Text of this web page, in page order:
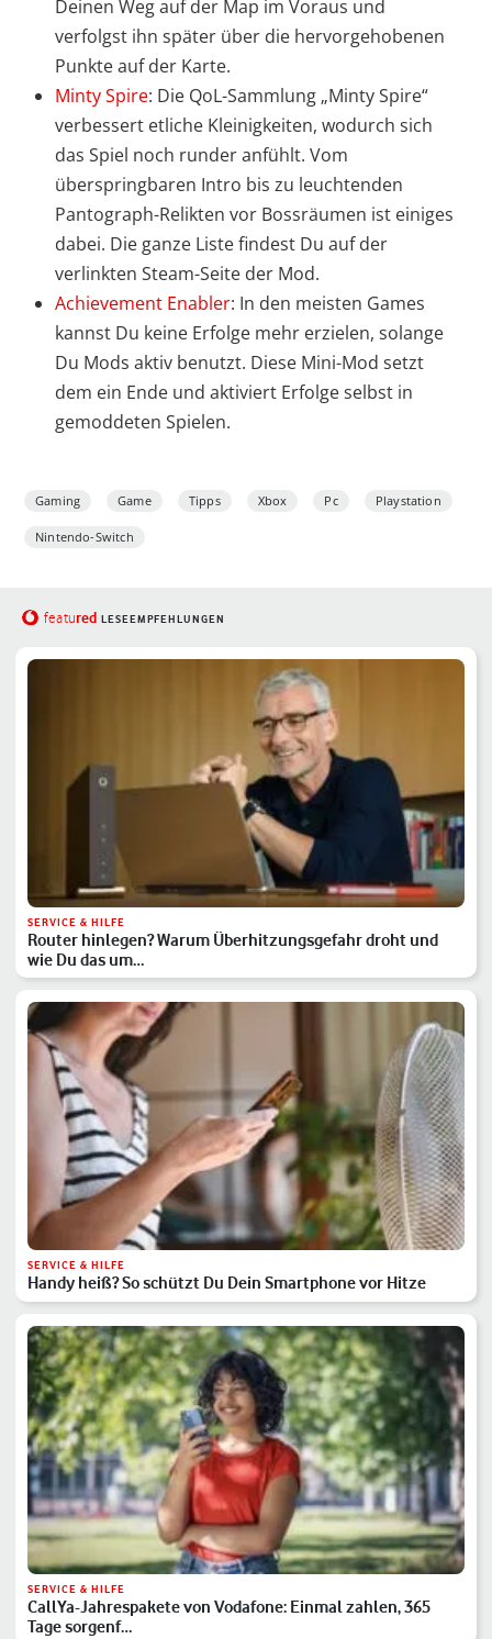
Deinen Weg auf der Map im Voraus und
verfolgst ihn später über die hervorgehobenen
Punkte auf der Karte.
Minty Spire: Die QoL-Sammlung „Minty Spire“
verbessert etliche Kleinigkeiten, wodurch sich
das Spiel noch runder anfühlt. Vom
überspringbaren Intro bis zu leuchtenden
Pantograph-Relikten vor Bossräumen ist einiges
dabei. Die ganze Liste findest Du auf der
verlinkten Steam-Seite der Mod.
Achievement Enabler: In den meisten Games
kannst Du keine Erfolge mehr erzielen, solange
Du Mods aktiv benutzt. Diese Mini-Mod setzt
dem ein Ende und aktiviert Erfolge selbst in
gemoddeten Spielen.
Gaming Game Tipps Xbox Pc Playstation
Nintendo-Switch
featured LESEEMPFEHLUNGEN
SERVICE & HILFE
Router hinlegen? Warum Überhitzungsgefahr droht und
wie Du das um…
SERVICE & HILFE
Handy heiß? So schützt Du Dein Smartphone vor Hitze
SERVICE & HILFE
CallYa-Jahrespakete von Vodafone: Einmal zahlen, 365
Tage sorgenf…